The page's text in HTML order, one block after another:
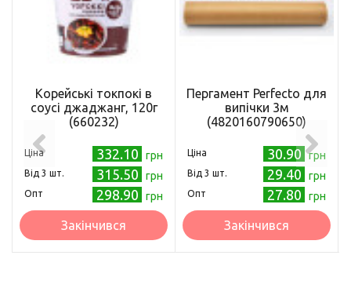
Корейські токпокі в
соусі джаджанг, 120г
(660232)
Ціна 332.10 грн
Від 3 шт. 315.50 грн
Опт 298.90 грн
Закінчився
Пергамент Perfecto для
випічки 3м
(4820160790650)
Ціна 30.90 грн
Від 3 шт. 29.40 грн
Опт 27.80 грн
Закінчився